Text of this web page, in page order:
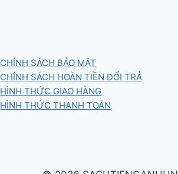
CHÍNH SÁCH BẢO MẬT
CHÍNH SÁCH HOÀN TIỀN ĐỔI TRẢ
HÌNH THỨC GIAO HÀNG
HÌNH THỨC THANH TOÁN